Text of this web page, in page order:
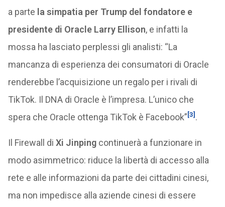
a parte la simpatia per Trump del fondatore e
presidente di Oracle Larry Ellison, e infatti la
mossa ha lasciato perplessi gli analisti: “La
mancanza di esperienza dei consumatori di Oracle
renderebbe l’acquisizione un regalo per i rivali di
TikTok. Il DNA di Oracle è l’impresa. L’unico che
spera che Oracle ottenga TikTok è Facebook”[3] .
Il Firewall di Xi Jinpingcontinuerà a funzionare in
modo asimmetrico: riduce la libertà di accesso alla
rete e alle informazioni da parte dei cittadini cinesi,
ma non impedisce alla aziende cinesi di essere